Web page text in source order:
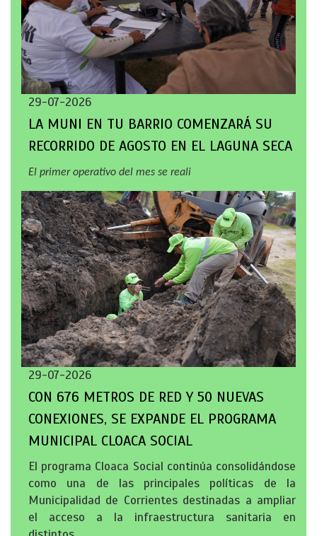
29-07-2026
LA MUNI EN TU BARRIO COMENZARÁ SU
RECORRIDO DE AGOSTO EN EL LAGUNA SECA
El primer operativo del mes se reali
29-07-2026
CON 676 METROS DE RED Y 50 NUEVAS
CONEXIONES, SE EXPANDE EL PROGRAMA
MUNICIPAL CLOACA SOCIAL
El programa Cloaca Social continúa consolidándose
como una de las principales políticas de la
Municipalidad de Corrientes destinadas a ampliar
el acceso a la infraestructura sanitaria en